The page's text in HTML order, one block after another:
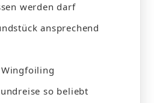
werden darf
ansprechend
so beliebt